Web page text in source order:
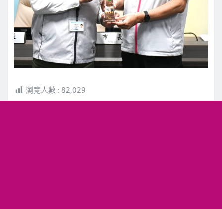
瀏覽人數 : 82,029